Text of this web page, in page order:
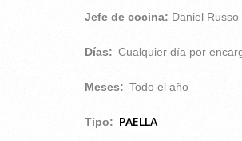
Jefe de cocina: Daniel Russo
Días: Cualquier día por
Meses: Todo el año
Tipo: PAELLA